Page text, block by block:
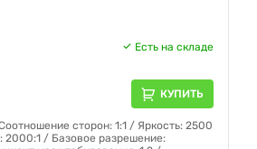
Есть на складе
КУПИТЬ
сторон: 1:1 / Яркость: 2500
2000:1 / Базовое разрешение: